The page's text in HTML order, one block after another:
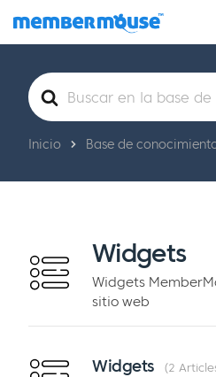
Características Clientes
Comenzar
Buscar
Inicio Base de
Widgets
Widgets
sitio web
Widgets 2